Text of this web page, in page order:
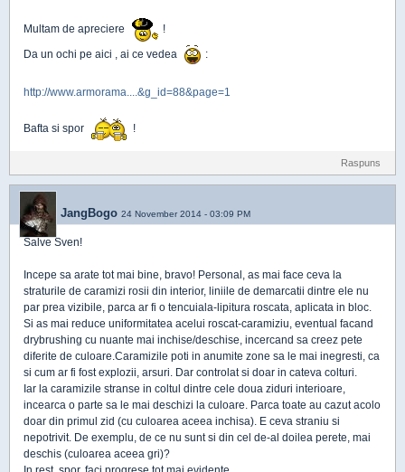
Multam de apreciere
!
Da un ochi pe aici , ai ce vedea
:
http://www.armorama....&g_id=88&page=1
Bafta si spor !
Raspuns
JangBogo 24 November 2014 - 03:09 PM
Salve Sven!
Incepe sa arate tot mai bine, bravo! Personal, as mai face ceva la
straturile de caramizi rosii din interior, liniile de demarcatii dintre ele nu
par prea vizibile, parca ar fi o tencuiala-lipitura roscata, aplicata in bloc.
Si as mai reduce uniformitatea acelui roscat-caramiziu, eventual facand
drybrushing cu nuante mai inchise/deschise, incercand sa creez pete
diferite de culoare.Caramizile poti in anumite zone sa le mai inegresti, ca
si cum ar fi fost explozii, arsuri. Dar controlat si doar in cateva colturi.
Iar la caramizile stranse in coltul dintre cele doua ziduri interioare,
incearca o parte sa le mai deschizi la culoare. Parca toate au cazut acolo
doar din primul zid (cu culoarea aceea inchisa). E ceva straniu si
nepotrivit. De exemplu, de ce nu sunt si din cel de-al doilea perete, mai
deschis (culoarea aceea gri)?